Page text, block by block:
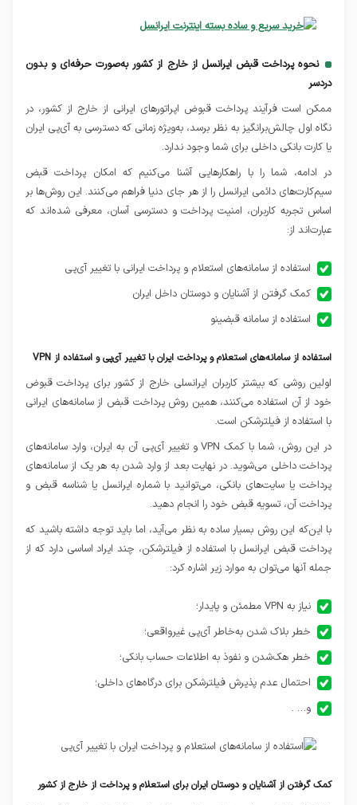
نحوه پرداخت قبض ایرانسل از خارج از کشور به‌صورت حرفه‌ای و بدون
دردسر
ممکن است فرآیند پرداخت قبوض اپراتورهای ایرانی از خارج از کشور، در
نگاه اول چالش‌برانگیز به نظر برسد، به‌ویژه زمانی که دسترسی به آی‌پی ایران
یا کارت بانکی داخلی برای شما وجود ندارد.
در ادامه، شما را با راهکارهایی آشنا می‌کنیم که امکان پرداخت قبض
سیم‌کارت‌های دائمی ایرانسل را از هر جای دنیا فراهم می‌کنند. این روش‌ها بر
اساس تجربه کاربران، امنیت پرداخت و دسترسی آسان، معرفی شده‌اند که
عبارت‌اند از:
استفاده از سامانه‌های استعلام و پرداخت ایرانی با تغییر آی‌پی
کمک‌ گرفتن از آشنایان و دوستان داخل ایران
استفاده از سامانه قبضینو
استفاده از سامانه‌های استعلام و پرداخت ایران با تغییر آی‌پی و استفاده از VPN
اولین روشی که بیشتر کاربران ایرانسلی خارج از کشور برای پرداخت قبوض
خود از آن استفاده می‌کنند، همین روش پرداخت قبض از سامانه‌های ایرانی
با استفاده از فیلترشکن است.
در این روش، شما با کمک VPN و تغییر آی‌پی آن به ایران، وارد سامانه‌های
پرداخت داخلی می‌شوید. در نهایت بعد از وارد شدن به هر یک از سامانه‌های
پرداخت یا سایت‌های بانکی، می‌توانید با شماره ایرانسل یا شناسه قبض و
پرداخت آن، تسویه قبض خود را انجام دهید.
با این‌که این روش بسیار ساده به نظر می‌آید، اما باید توجه داشته باشید که
پرداخت قبض ایرانسل با استفاده از فیلترشکن، چند ایراد اساسی دارد که از
جمله آنها می‌توان به موارد زیر اشاره کرد:
نیاز به VPN مطمئن و پایدار؛
خطر بلاک شدن به‌خاطر آی‌پی غیرواقعی؛
خطر هک‌شدن و نفوذ به اطلاعات حساب بانکی؛
احتمال عدم پذیرش فیلترشکن برای درگاه‌های داخلی؛
و… .
کمک‌ گرفتن از آشنایان و دوستان ایران برای استعلام و پرداخت از خارج از کشور